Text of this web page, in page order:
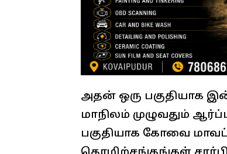
அதன் ஒரு பகுதியாக
மாநிலம் முழுவதும்
பகுதியாக கோவை